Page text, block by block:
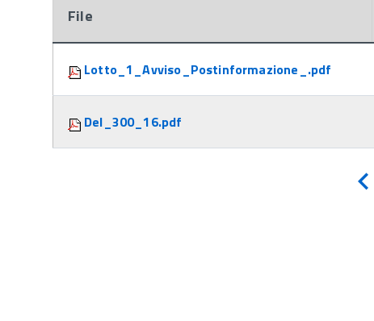
File
Lotto_1_Avviso_Postinformazione_.pdf
Del_300_16.pdf